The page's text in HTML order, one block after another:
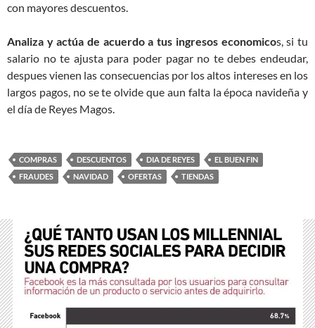
con mayores descuentos.
Analiza y actúa de acuerdo a tus ingresos economicos, si tu
salario no te ajusta para poder pagar no te debes endeudar,
despues vienen las consecuencias por los altos intereses en los
largos pagos, no se te olvide que aun falta la época navideña y
el día de Reyes Magos.
COMPRAS DESCUENTOS DIA DE REYES
EL BUEN FIN
FRAUDES
NAVIDAD OFERTAS TIENDAS